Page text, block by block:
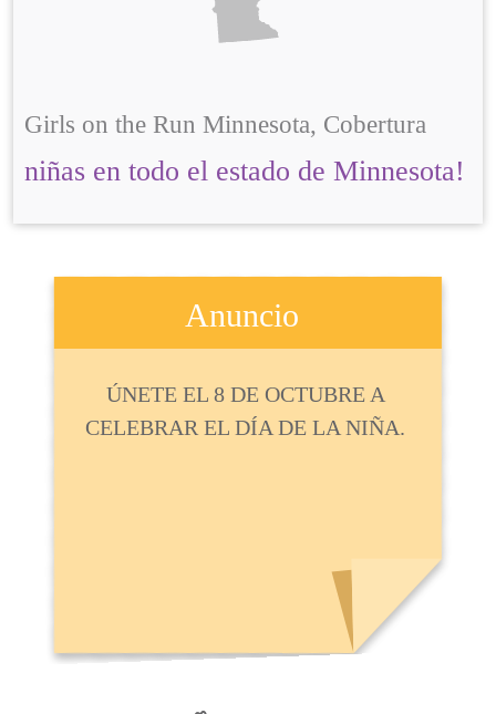
Girls on the Run Minnesota, Cobertura
niñas en todo el estado de Minnesota!
Anuncio
ÚNETE EL 8 DE OCTUBRE A
CELEBRAR EL DÍA DE LA NIÑA.